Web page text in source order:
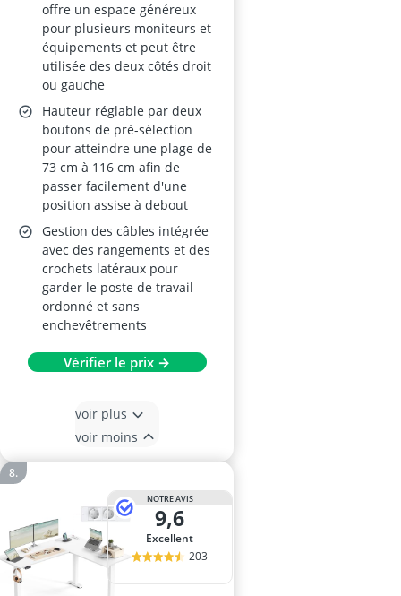
offre un espace généreux
pour plusieurs moniteurs et
équipements et peut être
utilisée des deux côtés droit
ou gauche
Hauteur réglable par deux
boutons de pré-sélection
pour atteindre une plage de
73 cm à 116 cm afin de
passer facilement d'une
position assise à debout
Gestion des câbles intégrée
avec des rangements et des
crochets latéraux pour
garder le poste de travail
ordonné et sans
enchevêtrements
Vérifier le prix →
voir plus
voir moins
NOTRE AVIS
9,6
Excellent
203